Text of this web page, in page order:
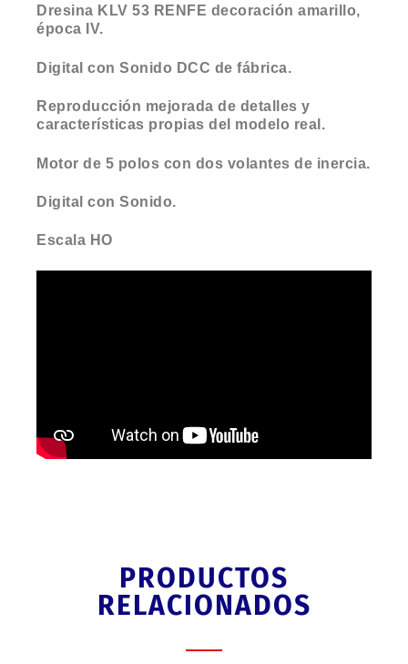
Dresina KLV 53 RENFE decoración amarillo,
época IV.
Digital con Sonido DCC de fábrica.
Reproducción mejorada de detalles y
características propias del modelo real.
Motor de 5 polos con dos volantes de inercia.
Digital con Sonido.
Escala HO
PRODUCTOS
RELACIONADOS